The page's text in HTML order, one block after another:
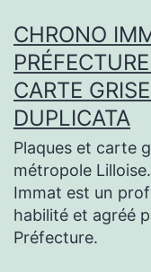
au
contenu
CHRONO
CARTE
DUPLICATA
Plaques et carte
métropole
Immat est un
habilité et agréé
Préfecture.